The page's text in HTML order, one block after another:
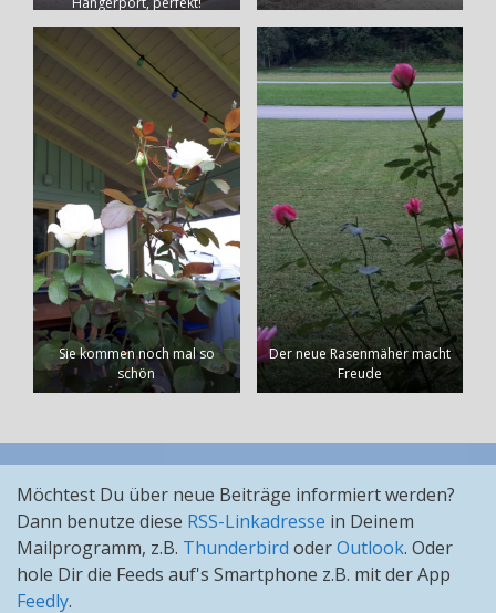
Sie kommen noch mal so
schön
Der neue Rasenmäher macht
Freude
Möchtest Du über neue Beiträge informiert werden?
Dann benutze diese RSS-Linkadresse in Deinem
Mailprogramm, z.B. Thunderbird oderOutlook. Oder
hole Dir die Feeds auf's Smartphone z.B. mit der App
Feedly.